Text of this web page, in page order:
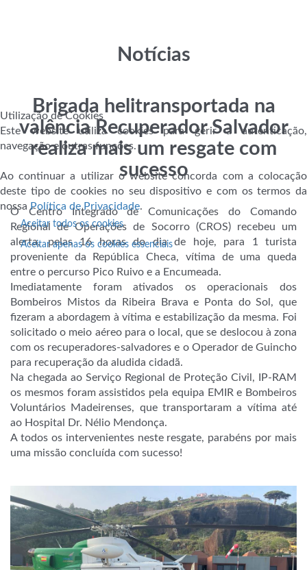
Notícias
Brigada helitransportada na
valência Recuperador Salvador
realiza mais um resgate com
sucesso
O Centro Integrado de Comunicações do Comando
Regional de Operações de Socorro (CROS) recebeu um
alerta, pelas 16 horas do dia de hoje, para 1 turista
proveniente da República Checa, vítima de uma queda
entre o percurso Pico Ruivo e a Encumeada.
Imediatamente foram ativados os operacionais dos
Bombeiros Mistos da Ribeira Brava e Ponta do Sol, que
fizeram a abordagem à vítima eestabilização da mesma. Foi
solicitado o meio aéreo para o local, que se deslocou à zona
com os recuperadores-salvadores e o Operador de Guincho
para recuperação da aludida cidadã.
Na chegada ao Serviço Regional de Proteção Civil, IP-RAM
os mesmos foram assistidos pela equipa EMIR e Bombeiros
Voluntários Madeirenses, que transportaram a vítima até
ao Hospital Dr. Nélio Mendonça.
A todos os intervenientes neste resgate, parabéns por mais
uma missão concluída com sucesso!
Utilização de Cookies
Este website utiliza cookies para gerir a autenticação,
navegação e outras funções.
Ao continuar a utilizar o website concorda com a colocação
deste tipo de cookies no seu dispositivo e com os termos da
nossa Política de Privacidade.
Aceitar todos os cookies
Aceitar apenas os cookies essenciais